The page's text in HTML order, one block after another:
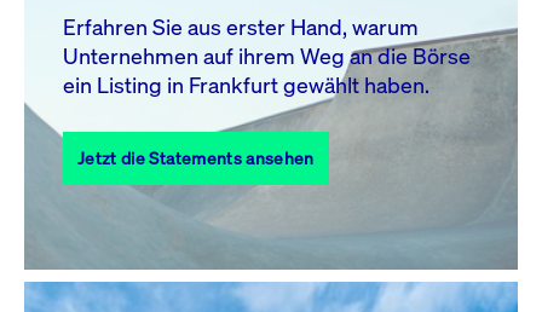
10 11 13 14
17
18 19 20 21 22
23
27 28
31
Alle Events
Erfahren Sie aus erster Hand, warum
Unternehmen auf ihrem Weg an die Börse
ein Listing in Frankfurt gewählt haben.
Jetzt die Statements ansehen